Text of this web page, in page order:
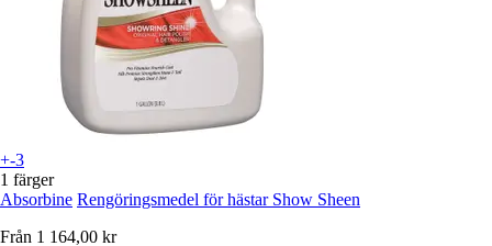
+-3
1 färger
Absorbine Rengöringsmedel för hästar Show Sheen
Från 1 164,00 kr